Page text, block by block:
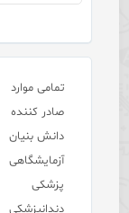
تمامی موارد
صادر کننده
دانش بنیان
آزمایشگاهی
پزشکی
دندانپزشکی